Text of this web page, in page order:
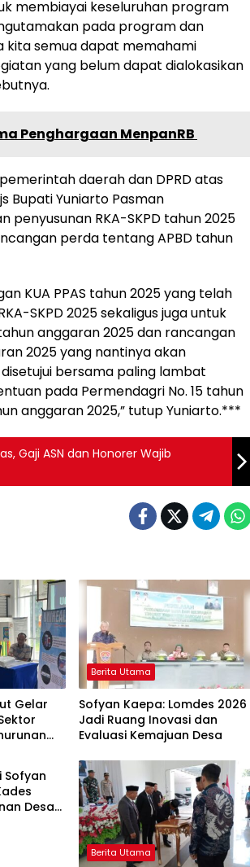
membiayai keseluruhan program
pada program dan
kita semua dapat memahami
yang belum dapat dialokasikan
Penghargaan MenpanRB
daerah dan DPRD atas
Bupati Yuniarto Pasman
RKA-SKPD tahun 2025
perda tentang APBD tahun
KUA PPAS tahun 2025 yang telah
SKPD 2025 sekaligus juga untuk
anggaran 2025 dan rancangan
2025 yang nantinya akan
bersama paling lambat
pada Permendagri No. 15 tahun
anggaran 2025,” tutup Yuniarto.***
Gaji ASN dan Honorer Wajib
Gelar
Berita Utama
Sofyan Kaepa: Lomdes 2026
Jadi Ruang Inovasi dan
Evaluasi Kemajuan Desa
Sofyan
Desa
Berita Utama